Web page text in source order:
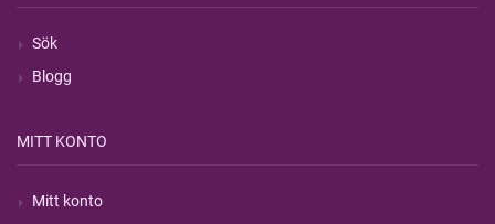
Sök
Blogg
MITT KONTO
Mitt konto